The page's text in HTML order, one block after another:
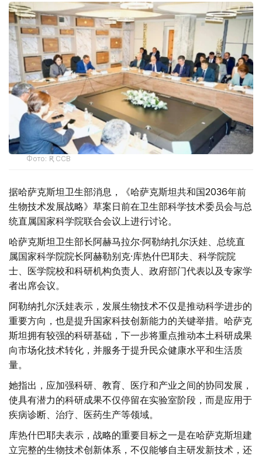
Фото: ҚР ССВ
据哈萨克斯坦卫生部消息，《哈萨克斯坦共和国2036年前
生物技术发展战略》草案日前在卫生部科学技术委员会与总
统直属国家科学院联合会议上进行讨论。
哈萨克斯坦卫生部长阿赫马拉尔·阿勒纳扎尔沃娃、总统直
属国家科学院院长阿赫勒别克·库热什巴耶夫、科学院院
士、医学院校和科研机构负责人、政府部门代表以及专家学
者出席会议。
阿勒纳扎尔沃娃表示，发展生物技术不仅是推动科学进步的
重要方向，也是提升国家科技创新能力的关键举措。哈萨克
斯坦拥有较强的科研基础，下一步将重点推动本土科研成果
向市场化技术转化，并服务于提升民众健康水平和生活质
量。
她指出，应加强科研、教育、医疗和产业之间的协同发展，
使具有潜力的科研成果不仅停留在实验室阶段，而是应用于
疾病诊断、治疗、医药生产等领域。
库热什巴耶夫表示，战略的重要目标之一是在哈萨克斯坦建
立完整的生物技术创新体系，不仅能够自主研发新技术，还